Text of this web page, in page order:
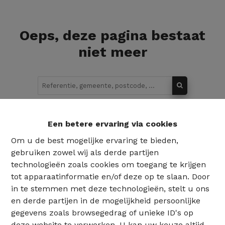
Een betere ervaring via cookies
Om u de best mogelijke ervaring te bieden,
gebruiken zowel wij als derde partijen
technologieën zoals cookies om toegang te krijgen
tot apparaatinformatie en/of deze op te slaan. Door
in te stemmen met deze technologieën, stelt u ons
en derde partijen in de mogelijkheid persoonlijke
gegevens zoals browsegedrag of unieke ID's op
Oeps, deze pagina bestaat
niet meer